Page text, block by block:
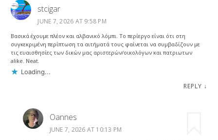
stcigar
JUNE 7, 2026 AT 9:58 PM
Βασικά έχουμε πλέον και αλβανικό λόμπι. Το περίεργο είναι ότι στη
συγκεκριμένη περίπτωση τα αιτήματά τους φαίνεται να συμβαδίζουν με
τις ευαισθησίες των δικών μας αριστερών/οικολόγων και πατριωτων
alike. Neat.
Loading...
REPLY ↓
Oannes
JUNE 7, 2026 AT 10:13 PM